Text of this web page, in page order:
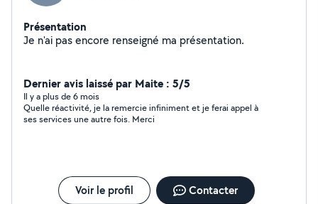
Présentation
Je n'ai pas encore renseigné ma présentation.
Dernier avis laissé par Maite : 5/5
Il y a plus de 6 mois
Quelle réactivité, je la remercie infiniment et je ferai appel à
ses services une autre fois. Merci
Voir le profil Contacter